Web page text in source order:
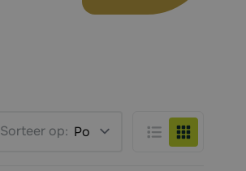
Sorteer op: Foto-tabel
Lijst